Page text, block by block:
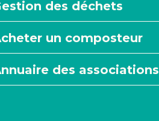
des déchets
un composteur
des associations